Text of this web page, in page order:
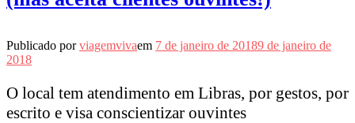
Publicado porviagemvivaem 7 de janeiro de 20189 de janeiro de
2018
O local tem atendimento em Libras, por gestos, por
escrito e visa conscientizar ouvintes